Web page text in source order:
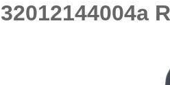
32012144004a